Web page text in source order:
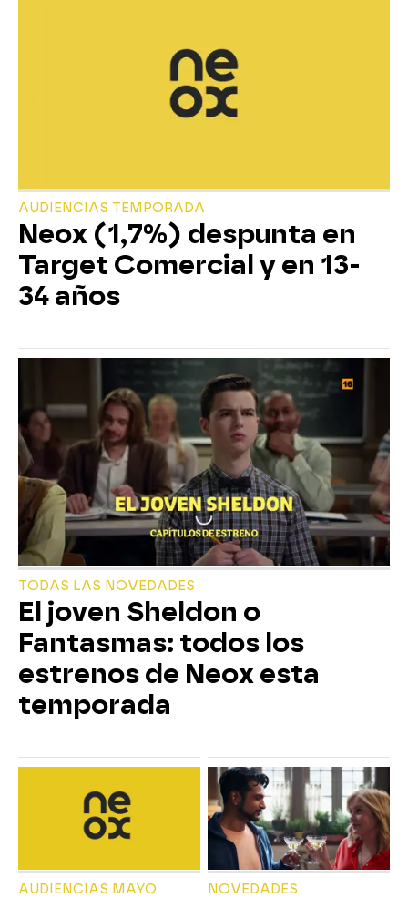
AUDIENCIAS TEMPORADA
Neox (1,7%) despunta en
Target Comercial y en 13-
34 años
TODAS LAS NOVEDADES
El joven Sheldon o
Fantasmas: todos los
estrenos de Neox esta
temporada
AUDIENCIAS MAYO NOVEDADES